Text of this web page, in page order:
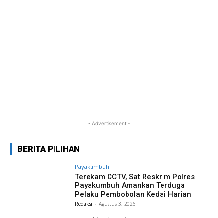
- Advertisement -
BERITA PILIHAN
Payakumbuh
Terekam CCTV, Sat Reskrim Polres
Payakumbuh Amankan Terduga
Pelaku Pembobolan Kedai Harian
Redaksi - Agustus 3, 2026